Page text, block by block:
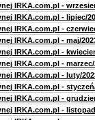
IRKA.com.pl -
IRKA.com.pl - lipiec/
IRKA.com.pl -
IRKA.com.pl - maj/
IRKA.com.pl -
IRKA.com.pl - marzec/
IRKA.com.pl - luty/
IRKA.com.pl -
IRKA.com.pl -
IRKA.com.pl -